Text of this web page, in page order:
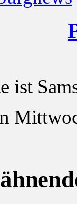
ist